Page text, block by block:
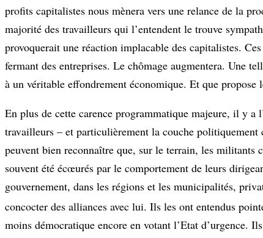
profits capitalistes nous mènera vers une relance de la
majorité des travailleurs qui l’entendent le trouve
provoquerait une réaction implacable des capitalistes.
fermant des entreprises. Le chômage augmentera. Une
à un véritable effondrement économique. Et que
En plus de cette carence programmatique majeure, il y a
travailleurs – et particulièrement la couche politiquement
peuvent bien reconnaître que, sur le terrain, les
souvent été écœurés par le comportement de leurs
gouvernement, dans les régions et les municipalités,
concocter des alliances avec lui. Ils les ont entendus
moins démocratique encore en votant l’Etat d’urgence.